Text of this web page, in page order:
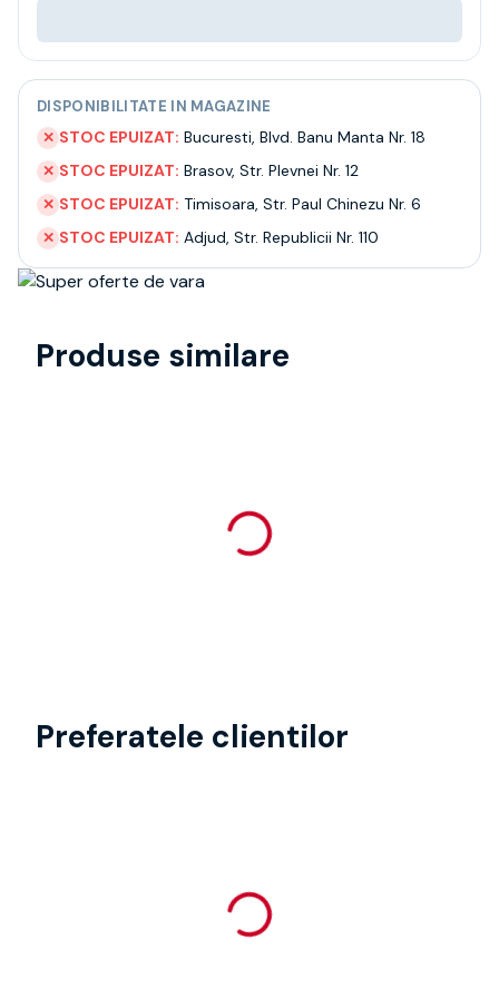
DISPONIBILITATE IN MAGAZINE
✕ STOC EPUIZAT: Bucuresti, Blvd. Banu Manta Nr. 18
✕ STOC EPUIZAT: Brasov, Str. Plevnei Nr. 12
✕ STOC EPUIZAT: Timisoara, Str. Paul Chinezu Nr. 6
✕ STOC EPUIZAT: Adjud, Str. Republicii Nr. 110
Produse similare
Preferatele clientilor